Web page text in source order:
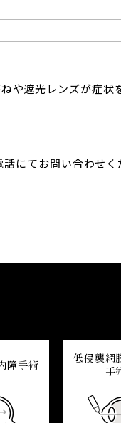
や遮光レンズが症状
にてお問い合わせく
障手術
低侵襲網
手